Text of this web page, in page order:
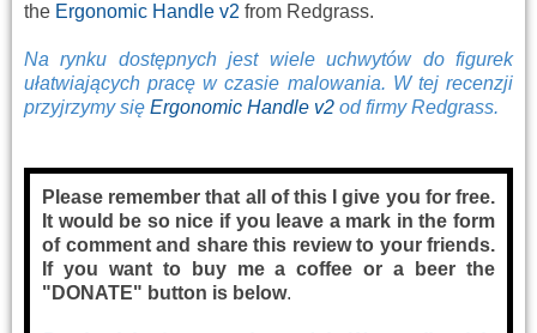
the Ergonomic Handle v2 from Redgrass.
Na rynku dostępnych jest wiele uchwytów do figurek
ułatwiających pracę w czasie malowania. W tej recenzji
przyjrzymy się Ergonomic Handle v2 od firmy Redgrass.
Please remember that all of this I give you for free.
It would be so nice if you leave a mark in the form
of comment and share this review to your friends.
If you want to buy me a coffee or a beer the
"DONATE" button is below.